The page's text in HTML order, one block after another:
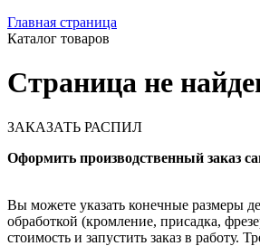
Главная страница
Каталог товаров
Страница не
ЗАКАЗАТЬ РАСПИЛ
Оформить производственный заказ
Вы можете указать конечные размеры
обработкой (кромление, присадка,
стоимость и запустить заказ в работу.